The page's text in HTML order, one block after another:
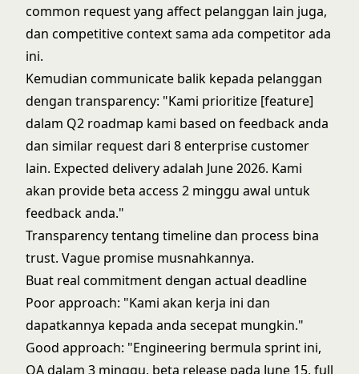
common request yang affect pelanggan lain juga,
dan competitive context sama ada competitor ada
ini.
Kemudian communicate balik kepada pelanggan
dengan transparency: "Kami prioritize [feature]
dalam Q2 roadmap kami based on feedback anda
dan similar request dari 8 enterprise customer
lain. Expected delivery adalah June 2026. Kami
akan provide beta access 2 minggu awal untuk
feedback anda."
Transparency tentang timeline dan process bina
trust. Vague promise musnahkannya.
Buat real commitment dengan actual deadline
Poor approach: "Kami akan kerja ini dan
dapatkannya kepada anda secepat mungkin."
Good approach: "Engineering bermula sprint ini,
QA dalam 3 minggu, beta release pada June 15, full